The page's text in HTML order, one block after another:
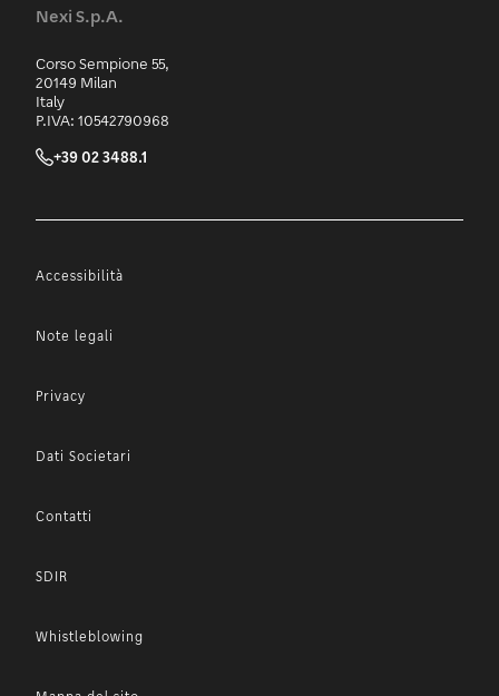
Nexi S.p.A.
Corso Sempione 55,
20149 Milan
Italy
P.IVA: 10542790968
+39 02 3488.1
Accessibilità
Note legali
Privacy
Dati Societari
Contatti
SDIR
Whistleblowing